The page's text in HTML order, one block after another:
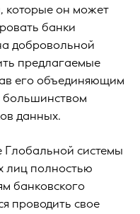
которые он может
банки
добровольной
предлагаемые
его объединяющим
большинством
данных.
системы
лиц полностью
банковского
проводить свое